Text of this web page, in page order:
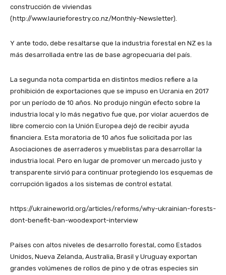
construcción de viviendas
(http://www.laurieforestry.co.nz/Monthly-Newsletter).
Y ante todo, debe resaltarse que la industria forestal en NZ es la
más desarrollada entre las de base agropecuaria del país.
La segunda nota compartida en distintos medios refiere a la
prohibición de exportaciones que se impuso en Ucrania en 2017
por un período de 10 años. No produjo ningún efecto sobre la
industria local y lo más negativo fue que, por violar acuerdos de
libre comercio con la Unión Europea dejó de recibir ayuda
financiera. Esta moratoria de 10 años fue solicitada por las
Asociaciones de aserraderos y mueblistas para desarrollar la
industria local. Pero en lugar de promover un mercado justo y
transparente sirvió para continuar protegiendo los esquemas de
corrupción ligados a los sistemas de control estatal.
https://ukraineworld.org/articles/reforms/why-ukrainian-forests-
dont-benefit-ban-woodexport-interview
Países con altos niveles de desarrollo forestal, como Estados
Unidos, Nueva Zelanda, Australia, Brasil y Uruguay exportan
grandes volúmenes de rollos de pino y de otras especies sin